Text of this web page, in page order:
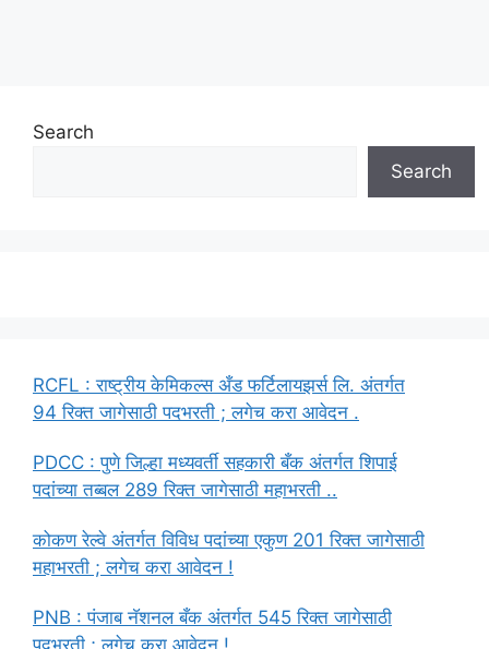
Search
Search
RCFL : राष्ट्रीय केमिकल्स अँड फर्टिलायझर्स लि. अंतर्गत
94 रिक्त जागेसाठी पदभरती ; लगेच करा आवेदन .
PDCC : पुणे जिल्हा मध्यवर्ती सहकारी बँक अंतर्गत शिपाई
पदांच्या तब्बल 289 रिक्त जागेसाठी महाभरती ..
कोकण रेल्वे अंतर्गत विविध पदांच्या एकुण 201 रिक्त जागेसाठी
महाभरती ; लगेच करा आवेदन !
PNB : पंजाब नॅशनल बँक अंतर्गत 545 रिक्त जागेसाठी